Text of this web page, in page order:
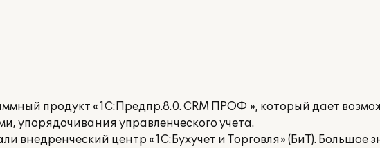
продукт «1С:Предпр.8.0. CRM ПРОФ », который дает
упорядочивания управленческого учета.
внедренческий центр «1С:Бухучет и Торговля» (БиТ). Большое